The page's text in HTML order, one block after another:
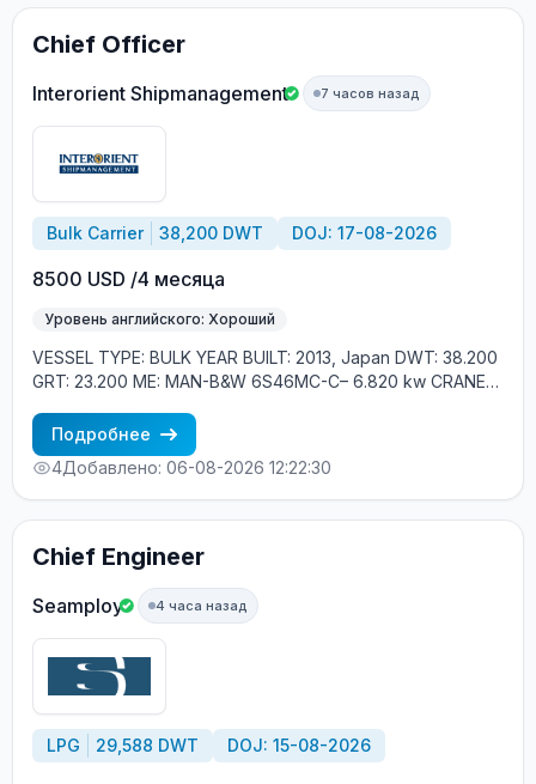
Chief Officer
Interorient Shipmanagement 7 часов назад
Bulk Carrier 38,200 DWT DOJ: 17-08-2026
8500 USD /4 месяца
Уровень английского: Хороший
VESSEL TYPE: BULK YEAR BUILT: 2013, Japan DWT: 38.200
GRT: 23.200 ME: MAN-B&W 6S46MC-C– 6.820 kw CRANES:
EUROPEAN, FILIPINOS MINIMUM REQUIREMENTS: - GOOD
ENGLISH - EXPERIENCE MIN. 1 YEAR IN RANK - RUSSIAN
NATIONAL
Подробнее
4Добавлено: 06-08-2026 12:22:30
Chief Engineer
Seamploy 4 часа назад
LPG 29,588 DWT DOJ: 15-08-2026